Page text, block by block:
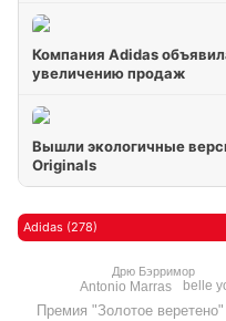
Компания Adidas
увеличению продаж
Вышли экологичные
Originals
Adidas (278)
Премия "Золотое веретено"
Antonio Marras belle
Дрю Бэрримор